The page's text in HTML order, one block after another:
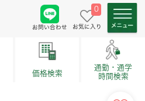
お問い合わせ
0
お気に入り
価格検索
通勤・通学
時間検索